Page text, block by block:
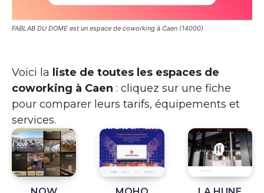
FABLAB DU DOME est un espace de coworking à Caen (14000)
Voici la liste de toutes les espaces de
coworking à Caen : cliquez sur une fiche
pour comparer leurs tarifs, équipements et
services.